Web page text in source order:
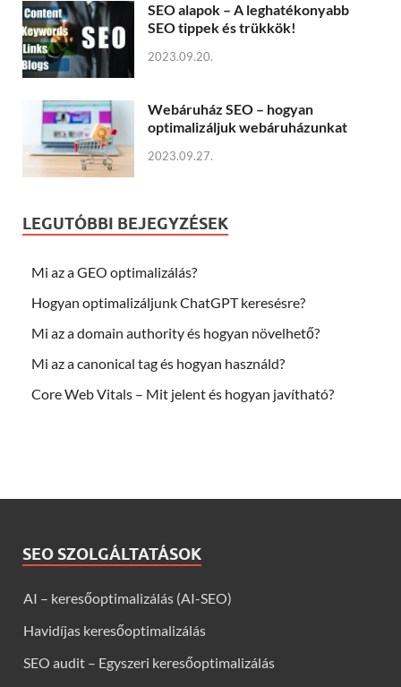
SEO alapok – A leghatékonyabb
SEO tippek és trükkök!
2023.09.20.
Webáruház SEO – hogyan
optimalizáljuk webáruházunkat
2023.09.27.
LEGUTÓBBI BEJEGYZÉSEK
Mi az a GEO optimalizálás?
Hogyan optimalizáljunk ChatGPT keresésre?
Mi az a domain authority és hogyan növelhető?
Mi az a canonical tag és hogyan használd?
Core Web Vitals – Mit jelent és hogyan javítható?
SEO SZOLGÁLTATÁSOK
AI – keresőoptimalizálás (AI-SEO)
Havidíjas keresőoptimalizálás
SEO audit – Egyszeri keresőoptimalizálás